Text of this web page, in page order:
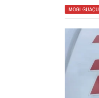
MOGI GUAÇU